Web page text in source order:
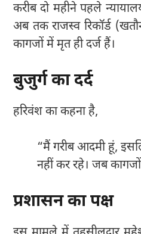
करीब दो महीने पहले
अब तक राजस्व रिकॉर्ड
कागजों में मृत ही दर्ज हैं।
बुजुर्ग का दर्द
हरिवंश का कहना है,
“मैं गरीब आदमी हूं,
नहीं कर रहे। जब
प्रशासन का पक्ष